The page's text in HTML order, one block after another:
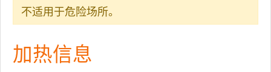
不适用于危险场所。
加热信息